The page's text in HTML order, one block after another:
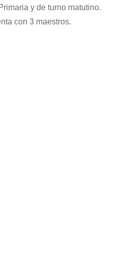
y de turno matutino.
con 3 maestros.